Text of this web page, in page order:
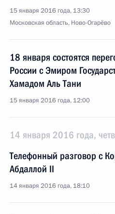
15 января 2016 года, 13:30
Московская область, Ново-Огарёво
18 января состоятся
России с Эмиром
Хамадом Аль Тани
15 января 2016 года, 12:00
14 января 2016 года,
Телефонный разговор с
Абдаллой II
14 января 2016 года, 18:10